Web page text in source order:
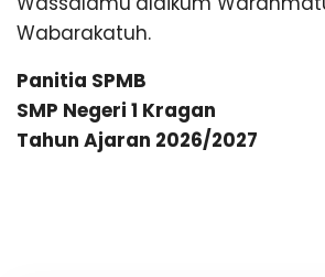
Wabarakatuh.
Panitia SPMB
SMP Negeri 1 Kragan
Tahun Ajaran 2026/2027